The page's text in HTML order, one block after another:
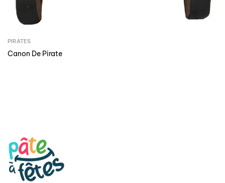
PIRATES
Canon De Pirate